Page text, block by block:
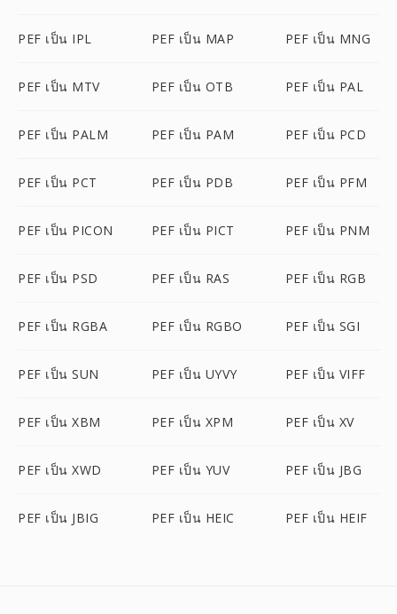
PEF เป็น IPL PEF เป็น MAP PEF เป็น MNG
PEF เป็น MTV PEF เป็น OTB PEF เป็น PAL
PEF เป็น PALM PEF เป็น PAM PEF เป็น PCD
PEF เป็น PCT PEF เป็น PDB PEF เป็น PFM
PEF เป็น PICON PEF เป็น PICT PEF เป็น PNM
PEF เป็น PSD PEF เป็น RAS PEF เป็น RGB
PEF เป็น RGBA PEF เป็น RGBO PEF เป็น SGI
PEF เป็น SUN PEF เป็น UYVY PEF เป็น VIFF
PEF เป็น XBM PEF เป็น XPM PEF เป็น XV
PEF เป็น XWD PEF เป็น YUV PEF เป็น JBG
PEF เป็น JBIG PEF เป็น HEIC PEF เป็น HEIF